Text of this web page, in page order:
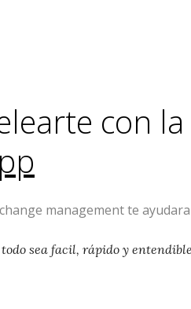
con
management te
sea facil, rápido y